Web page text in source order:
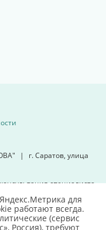
|
г. Саратов, улица
специалиста.
для
работают всегда.
(сервис
Россия), требуют